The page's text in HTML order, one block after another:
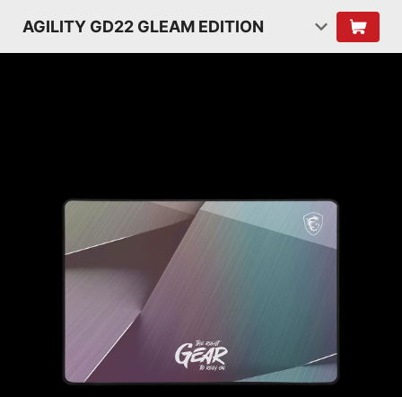
AGILITY GD22 GLEAM EDITION